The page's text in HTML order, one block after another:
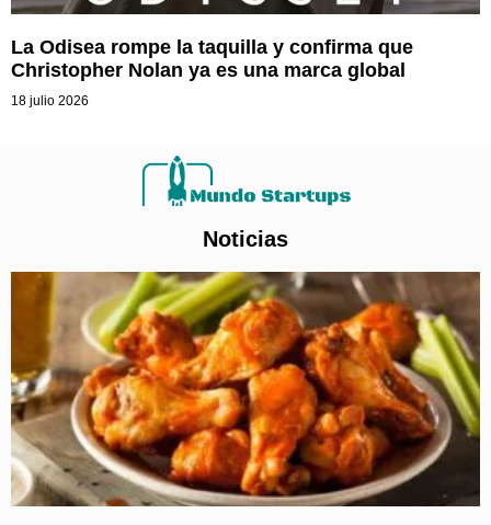
La Odisea rompe la taquilla y confirma que
Christopher Nolan ya es una marca global
18 julio 2026
Noticias